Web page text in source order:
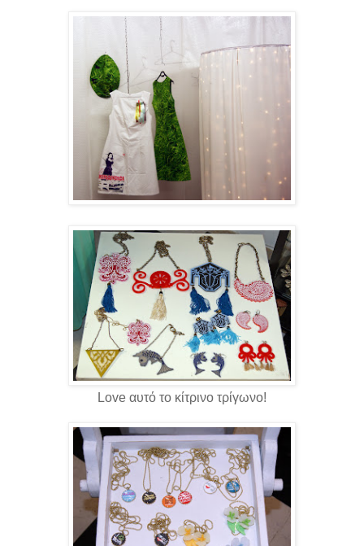
Love αυτό το κίτρινο τρίγωνο!